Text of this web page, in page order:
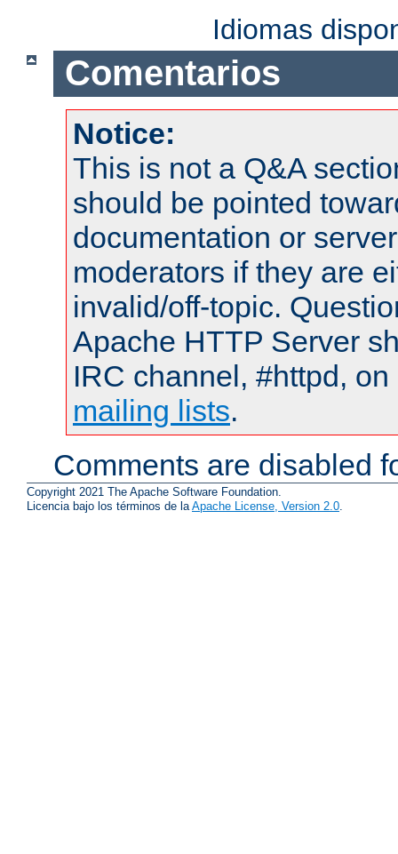
Idiomas
Comentarios
Notice:
This is not a Q&A
should be pointed
documentation or
moderators if they are
invalid/off-topic.
Apache HTTP Server
IRC channel, #httpd,
mailing lists.
Comments are disabled
Copyright 2021 The Apache Software Foundation.
Licencia bajo los términos de laApache License, Version 2.0.